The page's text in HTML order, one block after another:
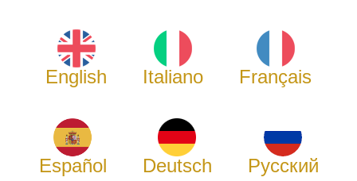
English Italiano Français
Español Deutsch Русский